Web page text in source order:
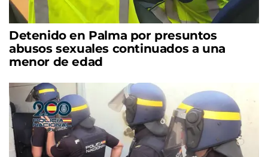
Detenido en Palma por presuntos
abusos sexuales continuados a una
menor de edad